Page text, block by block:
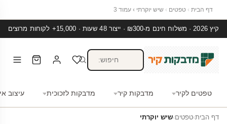
דף הבית › טפטים › שיש יוקרתי › עמוד 3
קיץ 2026 · משלוח חינם מ-₪300 · ייצור 48 שעות · 15,000+ לקוחות מרוצים
טפטים לקיר מדבקות קיר מדבקות לזכוכית עיצוב
דף הבית›טפטים›שיש יוקרתי